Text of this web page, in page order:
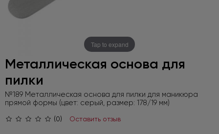
Tap to expand
Металлическая основа для
пилки
№189 Металлическая основа для пилки для маникюра
прямой формы (цвет: серый, размер: 178/19 мм)
(0) Оставить отзыв